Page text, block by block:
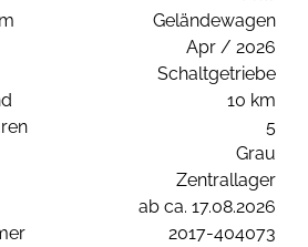
Geländewagen
Apr / 2026
Schaltgetriebe
10 km
5
Grau
Zentrallager
ab ca. 17.08.2026
2017-404073